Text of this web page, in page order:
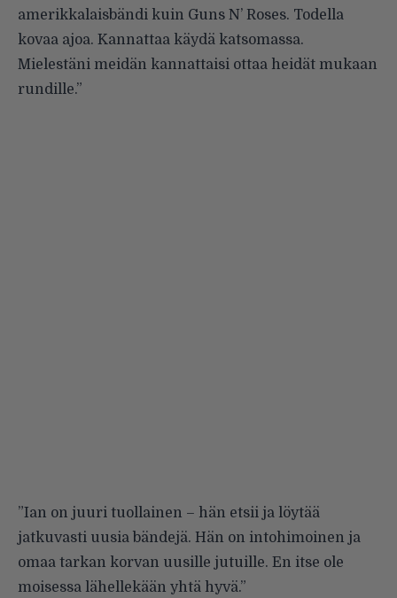
amerikkalaisbändi kuin Guns N’ Roses. Todella
kovaa ajoa. Kannattaa käydä katsomassa.
Mielestäni meidän kannattaisi ottaa heidät mukaan
rundille.”
”Ian on juuri tuollainen – hän etsii ja löytää
jatkuvasti uusia bändejä. Hän on intohimoinen ja
omaa tarkan korvan uusille jutuille. En itse ole
moisessa lähellekään yhtä hyvä.”